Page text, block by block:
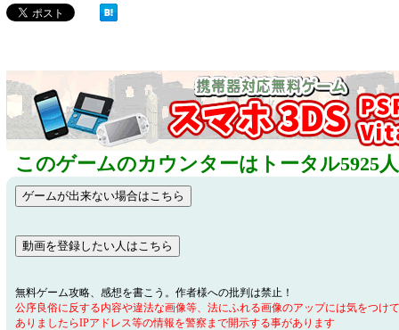
このゲームのカウンターはトータル5925
無料ゲーム攻略、感想を書こう。作者様への批判は禁止！
公序良俗に反する内容や違法な画像等、法にふれる画像のアップには気をつけ
ありましたらIPアドレス等の情報を警察まで開示する事があります